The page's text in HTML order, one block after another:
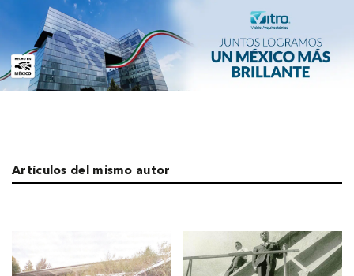
Artículos del mismo autor